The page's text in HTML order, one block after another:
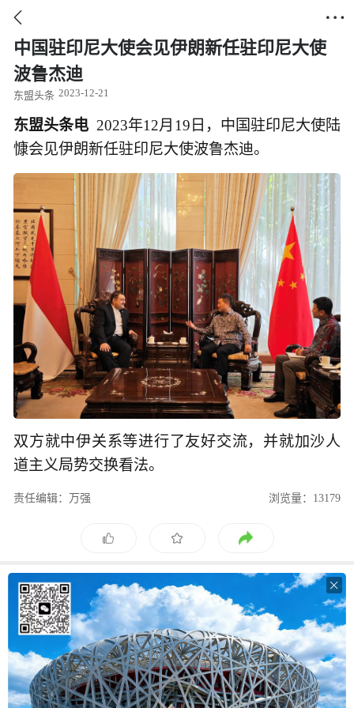
 
中国驻印尼大使会见伊朗新任驻印尼大使
波鲁杰迪
东盟头条 2023-12-21
东盟头条电 2023年12月19日，中国驻印尼大使陆
慷会见伊朗新任驻印尼大使波鲁杰迪。
双方就中伊关系等进行了友好交流，并就加沙人
道主义局势交换看法。
责任编辑：万强 浏览量：13179
